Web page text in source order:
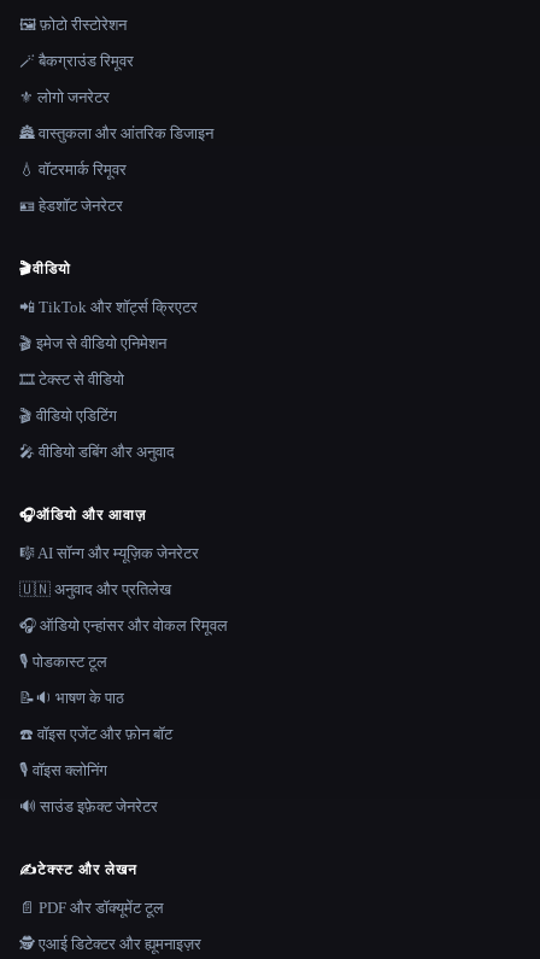
🖼️ फ़ोटो रीस्टोरेशन
🪄 बैकग्राउंड रिमूवर
⚜️ लोगो जनरेटर
🏯 वास्तुकला और आंतरिक डिजाइन
💧 वॉटरमार्क रिमूवर
🪪 हेडशॉट जेनरेटर
🎬वीडियो
📲 TikTok और शॉर्ट्स क्रिएटर
🎬 इमेज से वीडियो एनिमेशन
🎞️ टेक्स्ट से वीडियो
🎬 वीडियो एडिटिंग
🎤 वीडियो डबिंग और अनुवाद
🎧ऑडियो और आवाज़
🎼 AI सॉन्ग और म्यूज़िक जेनरेटर
🇺🇳 अनुवाद और प्रतिलेख
🎧 ऑडियो एन्हांसर और वोकल रिमूवल
🎙️ पोडकास्ट टूल
📝🔉 भाषण के पाठ
☎️ वॉइस एजेंट और फ़ोन बॉट
🎙️ वॉइस क्लोनिंग
🔊 साउंड इफ़ेक्ट जेनरेटर
✍️टेक्स्ट और लेखन
📄 PDF और डॉक्यूमेंट टूल
🕵️ एआई डिटेक्टर और ह्यूमनाइज़र